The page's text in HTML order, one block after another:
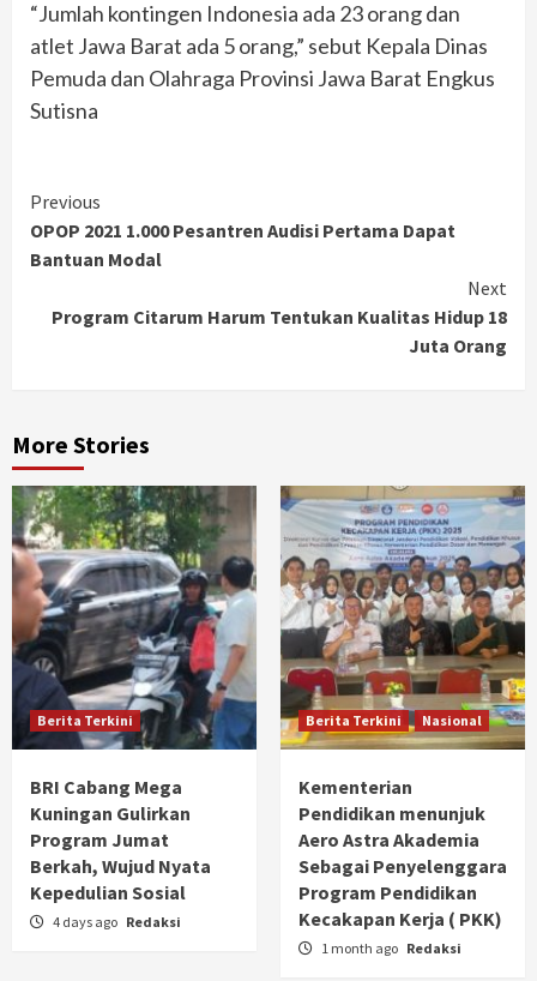
“Jumlah kontingen Indonesia ada 23 orang dan
atlet Jawa Barat ada 5 orang,” sebut Kepala Dinas
Pemuda dan Olahraga Provinsi Jawa Barat Engkus
Sutisna
Continue
Reading
Previous
OPOP 2021 1.000 Pesantren Audisi Pertama Dapat
Bantuan Modal
Next
Program Citarum Harum Tentukan Kualitas Hidup 18
Juta Orang
More Stories
Berita Terkini
BRI Cabang Mega
Kuningan Gulirkan
Program Jumat
Berkah, Wujud Nyata
Kepedulian Sosial
4 days ago Redaksi
Berita Terkini Nasional
Kementerian
Pendidikan menunjuk
Aero Astra Akademia
Sebagai Penyelenggara
Program Pendidikan
Kecakapan Kerja ( PKK)
1 month ago Redaksi